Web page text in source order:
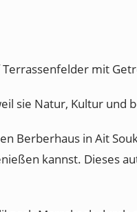
mit
sie Natur, Kultur
Berberhaus in Ait
kannst. Dieses